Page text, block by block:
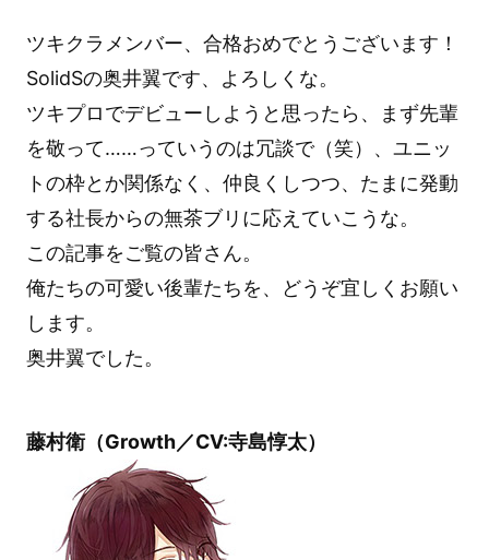
ツキクラメンバー、合格おめでとうございます！
SolidSの奥井翼です、よろしくな。
ツキプロでデビューしようと思ったら、まず先輩
を敬って……っていうのは冗談で（笑）、ユニッ
トの枠とか関係なく、仲良くしつつ、たまに発動
する社長からの無茶ブリに応えていこうな。
この記事をご覧の皆さん。
俺たちの可愛い後輩たちを、どうぞ宜しくお願い
します。
奥井翼でした。
藤村衛（Growth／CV:寺島惇太）